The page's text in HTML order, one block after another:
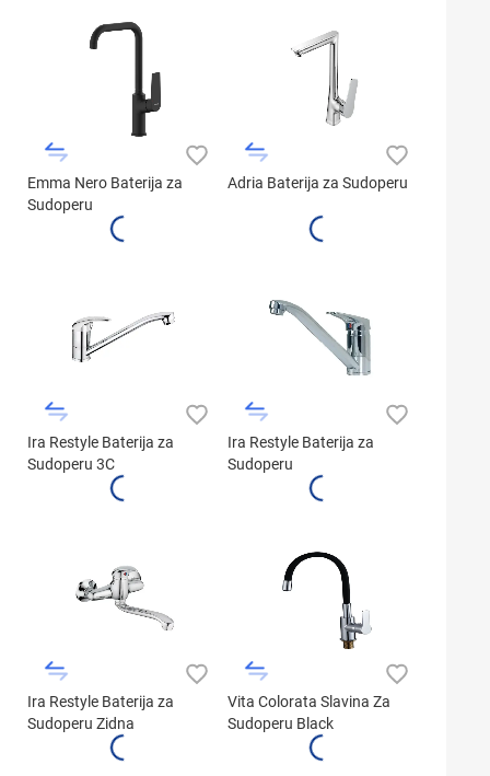
Emma Nero Baterija za
Sudoperu
Adria Baterija za Sudoperu
Ira Restyle Baterija za
Sudoperu 3C
Ira Restyle Baterija za
Sudoperu
Ira Restyle Baterija za
Sudoperu Zidna
Vita Colorata Slavina Za
Sudoperu Black